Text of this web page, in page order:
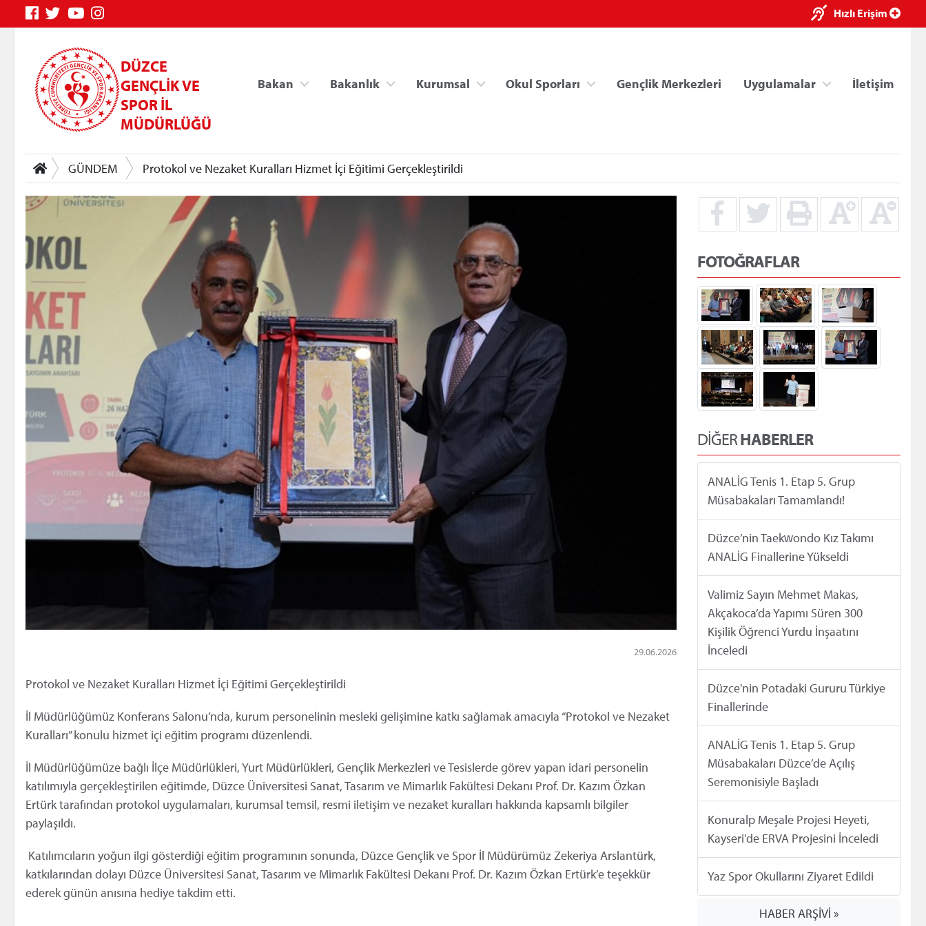
Hızlı Erişim
DÜZCE
GENÇLİK VE
SPOR İL
MÜDÜRLÜĞÜ
Bakan Bakanlık Kurumsal Okul Sporları Gençlik Merkezleri Uygulamalar İletişim
GÜNDEM Protokol ve Nezaket Kuralları Hizmet İçi Eğitimi Gerçekleştirildi
29.06.2026
Protokol ve Nezaket Kuralları Hizmet İçi Eğitimi Gerçekleştirildi
İl Müdürlüğümüz Konferans Salonu’nda, kurum personelinin mesleki gelişimine katkı sağlamak amacıyla “Protokol ve Nezaket
Kuralları” konulu hizmet içi eğitim programı düzenlendi.
İl Müdürlüğümüze bağlı İlçe Müdürlükleri, Yurt Müdürlükleri, Gençlik Merkezleri ve Tesislerde görev yapan idari personelin
katılımıyla gerçekleştirilen eğitimde, Düzce Üniversitesi Sanat, Tasarım ve Mimarlık Fakültesi Dekanı Prof. Dr. Kazım Özkan
Ertürk tarafından protokol uygulamaları, kurumsal temsil, resmi iletişim ve nezaket kuralları hakkında kapsamlı bilgiler
paylaşıldı.
Katılımcıların yoğun ilgi gösterdiği eğitim programının sonunda, Düzce Gençlik ve Spor İl Müdürümüz Zekeriya Arslantürk,
katkılarından dolayı Düzce Üniversitesi Sanat, Tasarım ve Mimarlık Fakültesi Dekanı Prof. Dr. Kazım Özkan Ertürk’e teşekkür
ederek günün anısına hediye takdim etti.
FOTOĞRAFLAR
DİĞERHABERLER
ANALİG Tenis 1. Etap 5. Grup
Müsabakaları Tamamlandı!
Düzce’nin Taekwondo Kız Takımı
ANALİG Finallerine Yükseldi
Valimiz Sayın Mehmet Makas,
Akçakoca’da Yapımı Süren 300
Kişilik Öğrenci Yurdu İnşaatını
İnceledi
Düzce'nin Potadaki Gururu Türkiye
Finallerinde
ANALİG Tenis 1. Etap 5. Grup
Müsabakaları Düzce’de Açılış
Seremonisiyle Başladı
Konuralp Meşale Projesi Heyeti,
Kayseri'de ERVA Projesini İnceledi
Yaz Spor Okullarını Ziyaret Edildi
HABER ARŞİVİ »
×
Spor Bilgi Sistemi